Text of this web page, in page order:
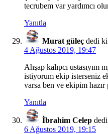
tecrubem var yardımcı
Yanıtla
Murat güleç dedi
4 Ağustos 2019, 19:47
Ahşap kalıpcı ustasıyım
istiyorum ekip isterseniz
varsa ben ve ekipim hazır
Yanıtla
İbrahim Celep
6 Ağustos 2019, 19:15